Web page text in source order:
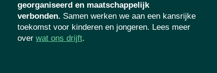
georganiseerd en maatschappelijk
verbonden. Samen werken we aan een kansrijke
toekomst voor kinderen en jongeren. Lees meer
over wat ons drijft.